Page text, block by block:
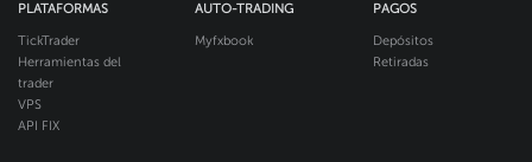
PLATAFORMAS
TickTrader
Herramientas del
trader
VPS
API FIX
AUTO-TRADING
Myfxbook
PAGOS
Depósitos
Retiradas